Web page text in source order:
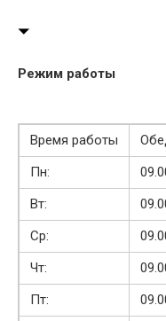
Режим работы
Время работы
Пн:
Вт:
Ср:
Чт:
Пт: